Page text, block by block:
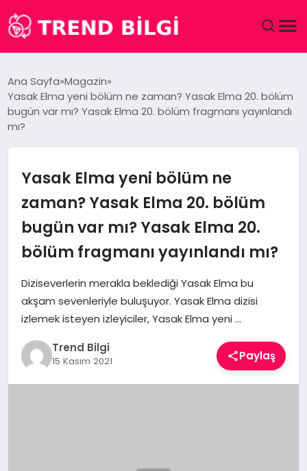
DÜNYA
EKONOMI
MAGAZIN
SAĞLIK
SPOR
TEKNOLOJI
YAŞAM
Ana Sayfa Magazin
Yasak Elma yeni bölüm ne zaman? Yasak Elma 20. bölüm
bugün var mı? Yasak Elma 20. bölüm fragmanı yayınlandı
mı?
Yasak Elma yeni bölüm ne
zaman? Yasak Elma 20. bölüm
bugün var mı? Yasak Elma 20.
bölüm fragmanı yayınlandı mı?
Diziseverlerin merakla beklediği Yasak Elma bu
akşam sevenleriyle buluşuyor. Yasak Elma dizisi
izlemek isteyen izleyiciler, Yasak Elma yeni …
Trend Bilgi
15 Kasım 2021 Paylaş